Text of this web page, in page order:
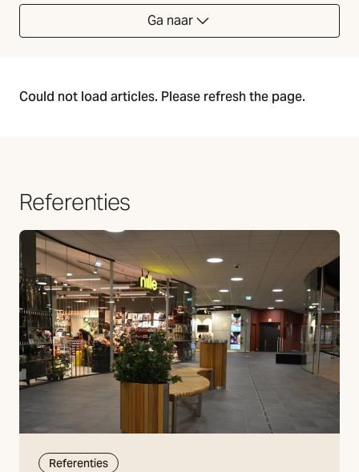
Ga naar
Could not load articles. Please refresh the page.
Referenties
Referenties